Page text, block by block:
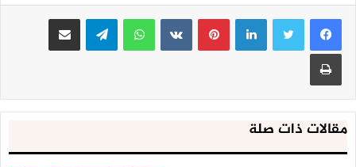
لينكدإنبينتيريست واتساب تيلقرام مشاركة عبر البريد
طباعة
مقالات ذات صلة